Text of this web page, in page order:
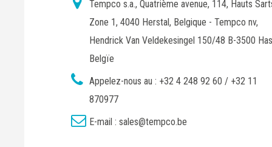
Tempco s.a., Quatrième avenue, 114, Hauts
Zone 1, 4040 Herstal, Belgique - Tempco nv,
Hendrick Van Veldekesingel 150/48 B-3500
Belgïe
Appelez-nous au : +32 4 248 92 60 / +32 11
870977
E-mail : sales@tempco.be